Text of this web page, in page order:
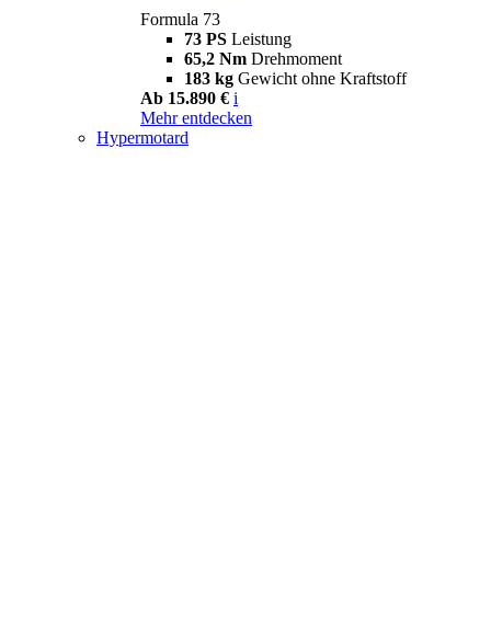
Formula 73
73 PS Leistung
65,2 Nm Drehmoment
183 kg Gewicht ohne Kraftstoff
Ab 15.890 € i
Mehr entdecken
Hypermotard